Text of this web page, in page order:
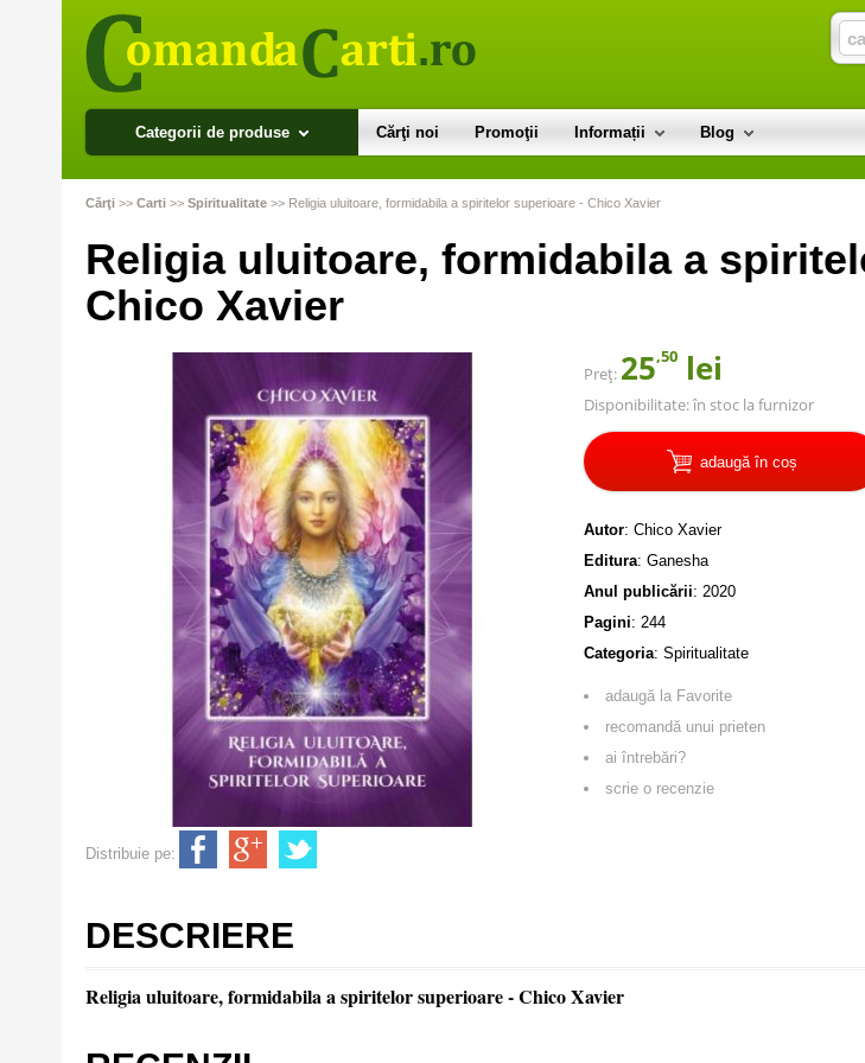
Categorii de produse Cărţi noi Promoţii Informații Blog
Cărţi >> Carti >> Spiritualitate >> Religia uluitoare, formidabila a spiritelor superioare - Chico Xavier
Religia uluitoare, formidabila a
Chico Xavier
Preț: 25,50 lei
Disponibilitate:în stoc la furnizor
adaugă în coș
Autor: Chico Xavier
Editura: Ganesha
Anul publicării: 2020
Pagini: 244
Categoria: Spiritualitate
adaugă la Favorite
recomandă unui prieten
ai întrebări?
scrie o recenzie
Distribuie pe:
DESCRIERE
Religia uluitoare, formidabila a spiritelor superioare - Chico Xavier